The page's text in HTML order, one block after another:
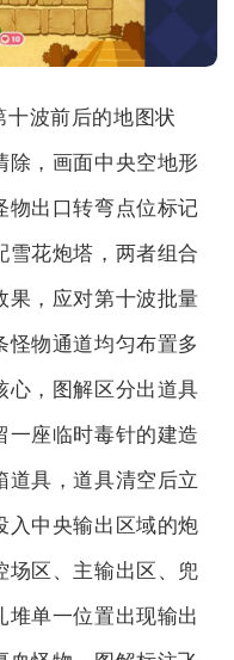
波前后的地图状
除，画面中央空地形
物出口转弯点位标记
雪花炮塔，两者组合
果，应对第十波批量
怪物通道均匀布置多
心，图解区分出道具
一座临时毒针的建造
道具，道具清空后立
入中央输出区域的炮
场区、主输出区、兜
堆单一位置出现输出